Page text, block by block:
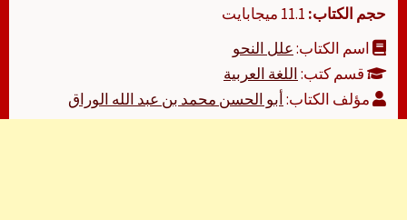
حجم الكتاب:
اسم الكتاب:علل النحو
قسم كتب:اللغة العربية
مؤلف الكتاب:أبو الحسن محمد بن عبد الله الوراق